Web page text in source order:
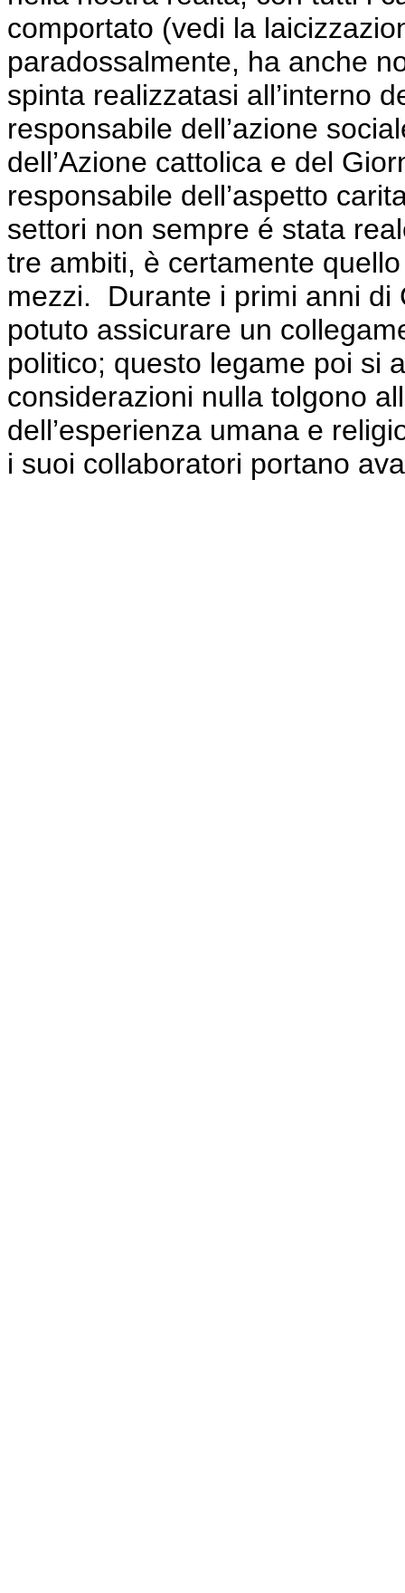
comportato (vedi la
paradossalmente, ha anche
spinta realizzatasi all’interno
responsabile dell’azione
dell’Azione cattolica e del
responsabile dell’aspetto
settori non sempre é stata
tre ambiti, è certamente
mezzi.
Durante i primi anni
potuto assicurare un
politico; questo legame poi si
considerazioni nulla tolgono
dell’esperienza umana e
i suoi collaboratori portano